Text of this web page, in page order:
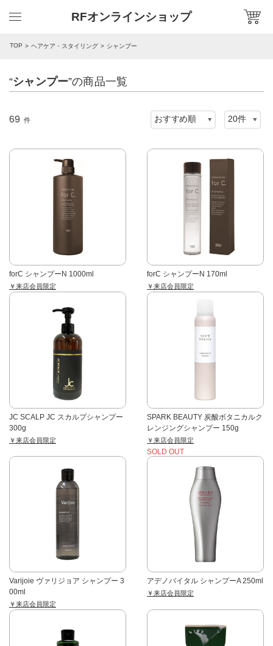
RFオンラインショップ
TOP ヘアケア・スタイリング シャンプー
“シャンプー”の商品一覧
69 件
forC シャンプーN 1000ml
￥来店会員限定
forC シャンプーN 170ml
￥来店会員限定
JC SCALP JC スカルプシャンプー
300g
￥来店会員限定
SPARK BEAUTY 炭酸ボタニカルク
レンジングシャンプー 150g
￥来店会員限定
SOLD OUT
Varijoie ヴァリジョア シャンプー 3
00ml
￥来店会員限定
アデノバイタル シャンプーA 250ml
￥来店会員限定